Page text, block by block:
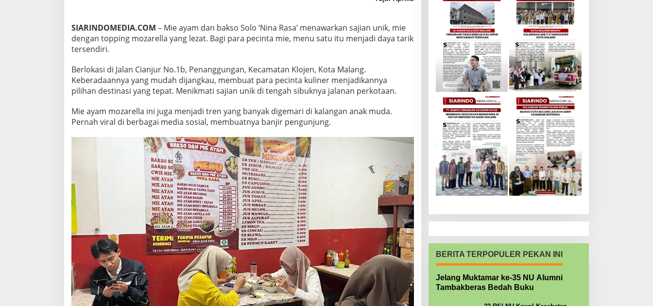
U
N
D
E
N
G
N
T
A
M
B
A
H
A
N
M
O
Z
A
R
E
L
L
A
SIARINDOMEDIA.COM – Mie ayam dan bakso Solo ‘Nina Rasa’ menawarkan sajian unik, mie
dengan topping mozarella yang lezat. Bagi para pecinta mie, menu satu itu menjadi daya tarik
tersendiri.
Berlokasi di Jalan Cianjur No.1b, Penanggungan, Kecamatan Klojen, Kota Malang.
Keberadaannya yang mudah dijangkau, membuat para pecinta kuliner menjadikannya
pilihan destinasi yang tepat. Menikmati sajian unik di tengah sibuknya jalanan perkotaan.
Mie ayam mozarella ini juga menjadi tren yang banyak digemari di kalangan anak muda.
Pernah viral di berbagai media sosial, membuatnya banjir pengunjung.
BERITA TERPOPULER PEKAN INI
Jelang Muktamar ke-35 NU Alumni
Tambakberas Bedah Buku